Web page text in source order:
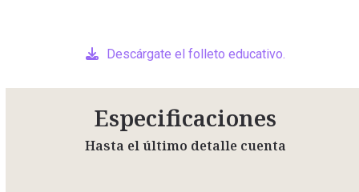
Descárgate el folleto educativo.
Especificaciones
Hasta el último detalle cuenta